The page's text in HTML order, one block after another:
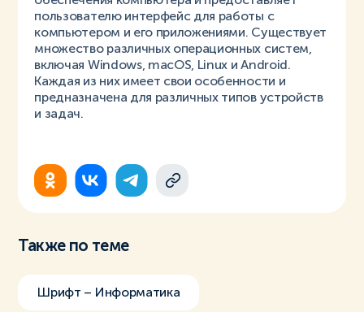
пользователю интерфейс для работы с
компьютером и его приложениями. Существует
множество различных операционных систем,
включая Windows, macOS, Linux и Android.
Каждая из них имеет свои особенности и
предназначена для различных типов устройств
и задач.
Также по теме
Шрифт – Информатика